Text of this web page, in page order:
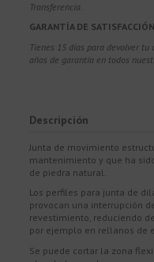
Transferencia.
GARANTÍA DE SATISFACCIÓN
Tienes 15 días para devolver
años de garantía en todos
Descripción
Junta de movimiento
mantenimiento y que ha
de piedra natural.
Los perfiles para junta de
provocan una interrupción
revestimiento, reduciendo
por ejemplo en rellanos de
Se puede cortar la zona